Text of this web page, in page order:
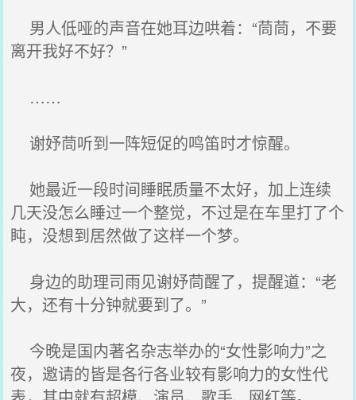
男人低哑的声音在她耳边哄着：“茼茼，不要
离开我好不好？”
……
谢妤茼听到一阵短促的鸣笛时才惊醒。
她最近一段时间睡眠质量不太好，加上连续
几天没怎么睡过一个整觉，不过是在车里打了个
盹，没想到居然做了这样一个梦。
身边的助理司雨见谢妤茼醒了，提醒道：“老
大，还有十分钟就要到了。”
今晚是国内著名杂志举办的“女性影响力”之
夜，邀请的皆是各行各业较有影响力的女性代